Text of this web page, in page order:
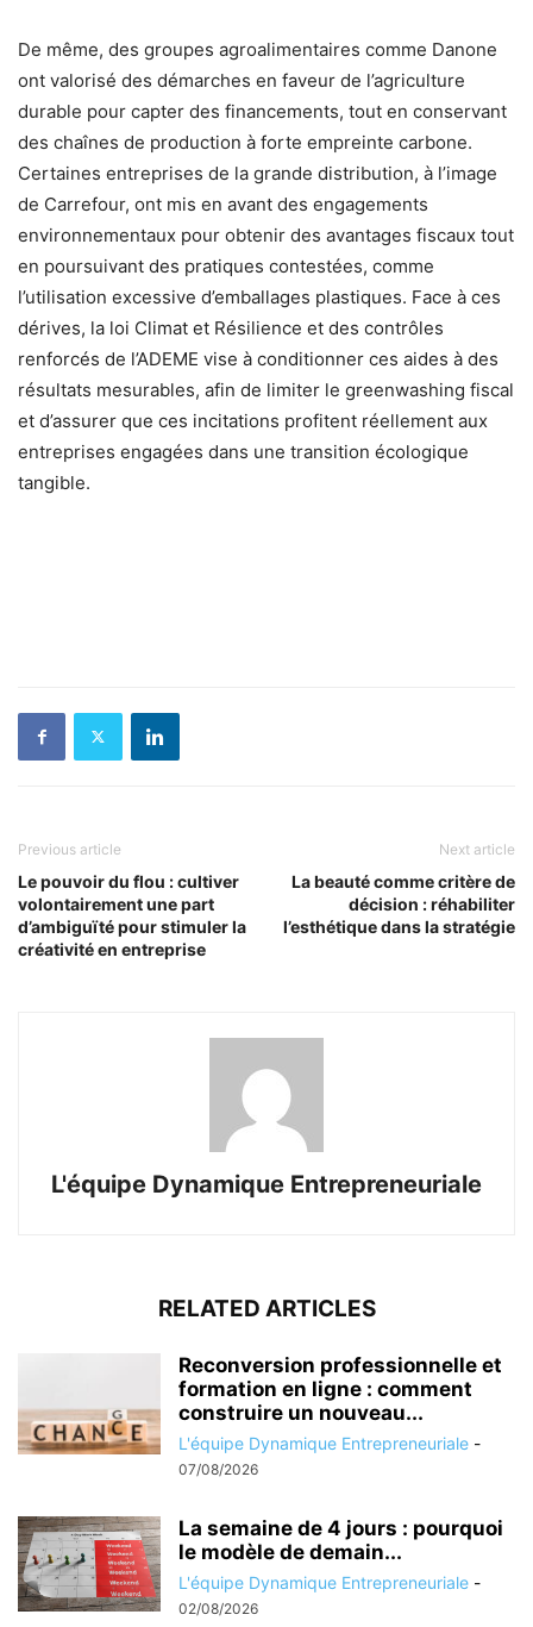
De même, des groupes agroalimentaires comme Danone
ont valorisé des démarches en faveur de l’agriculture
durable pour capter des financements, tout en conservant
des chaînes de production à forte empreinte carbone.
Certaines entreprises de la grande distribution, à l’image
de Carrefour, ont mis en avant des engagements
environnementaux pour obtenir des avantages fiscaux tout
en poursuivant des pratiques contestées, comme
l’utilisation excessive d’emballages plastiques. Face à ces
dérives, la loi Climat et Résilience et des contrôles
renforcés de l’ADEME vise à conditionner ces aides à des
résultats mesurables, afin de limiter le greenwashing fiscal
et d’assurer que ces incitations profitent réellement aux
entreprises engagées dans une transition écologique
tangible.
Previous article
Le pouvoir du flou : cultiver
volontairement une part
d’ambiguïté pour stimuler la
créativité en entreprise
Next article
La beauté comme critère de
décision : réhabiliter
l’esthétique dans la stratégie
L'équipe Dynamique Entrepreneuriale
RELATED ARTICLES
Reconversion professionnelle et
formation en ligne : comment
construire un nouveau...
L'équipe Dynamique Entrepreneuriale -
07/08/2026
La semaine de 4 jours : pourquoi
le modèle de demain...
L'équipe Dynamique Entrepreneuriale -
02/08/2026